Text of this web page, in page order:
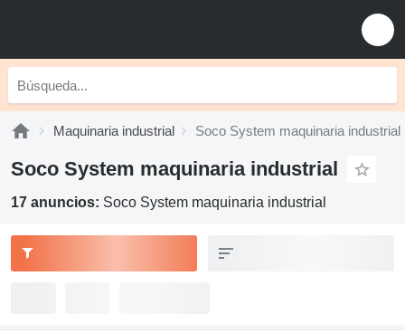
Maquinaria industrial Soco System maquinaria industrial
Soco System maquinaria industrial
17 anuncios: Soco System maquinaria industrial